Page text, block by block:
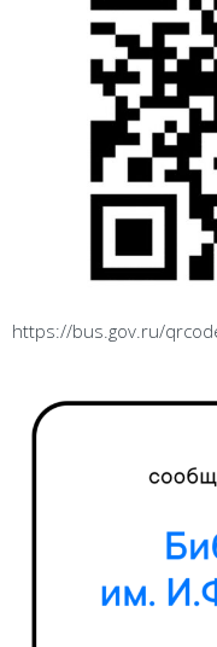
https://bus.gov.ru/